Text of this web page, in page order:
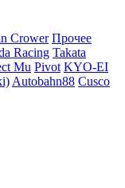
Crower Прочее
Racing Takata
Mu Pivot KYO-EI
Autobahn88 Cusco